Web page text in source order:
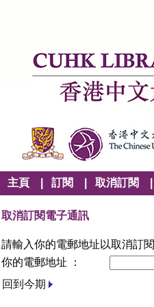
主頁 訂閱 取消訂閱
取消訂閱電子通訊
請輸入你的電郵地址以取消訂閱
你的電郵地址 ：
回到今期